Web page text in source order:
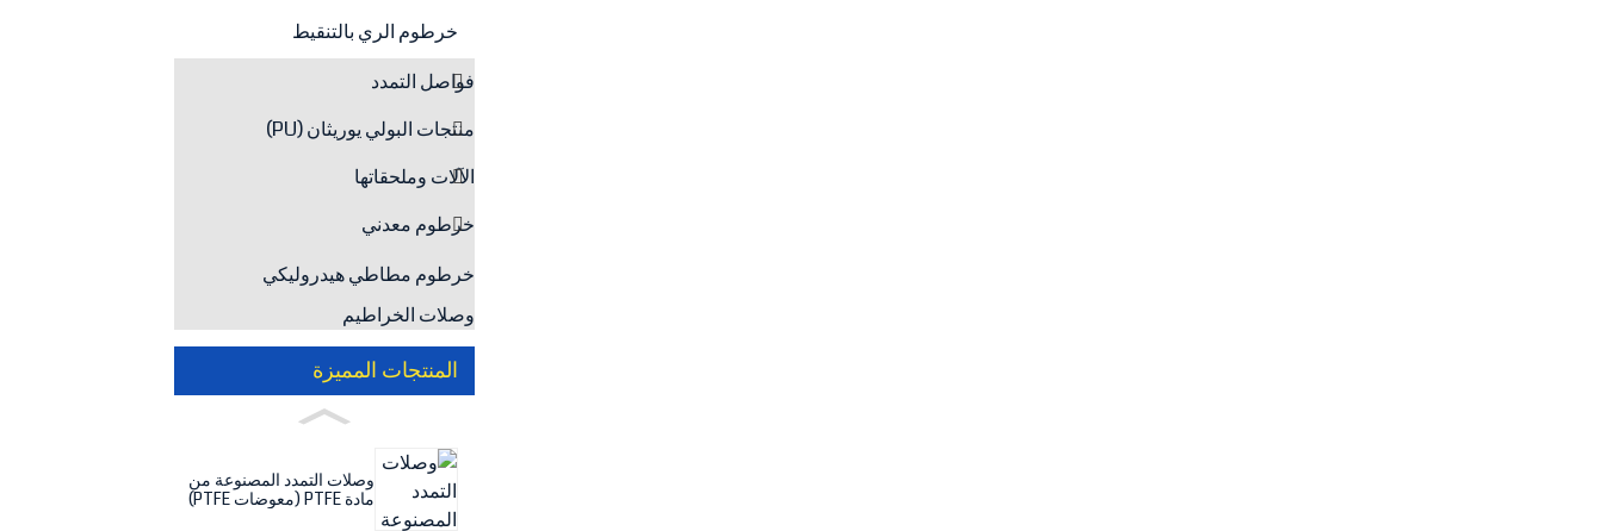
خرطوم الري بالتنقيط
فواصل التمدد
منتجات البولي يوريثان (PU)
الآلات وملحقاتها
خرطوم معدني
خرطوم مطاطي هيدروليكي
وصلات الخراطيم
المنتجات المميزة
وصلات التمدد المصنوعة من
مادة PTFE (معوضات PTFE)